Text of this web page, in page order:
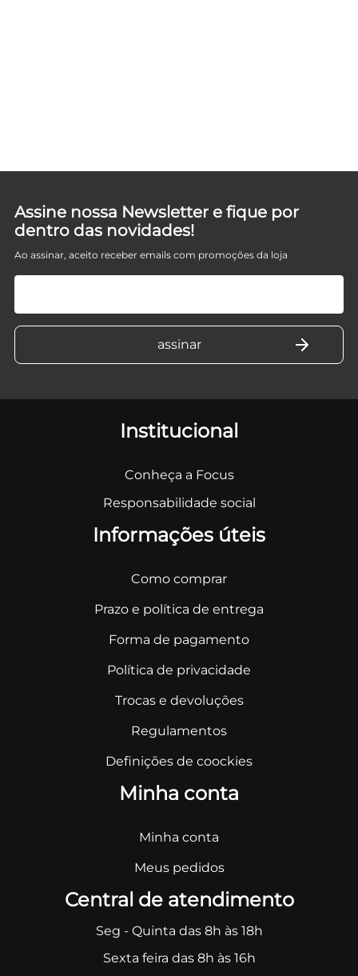
Assine nossa Newsletter e fique por
dentro das novidades!
Ao assinar, aceito receber emails com promoções da loja
Institucional
Conheça a Focus
Responsabilidade social
Informações úteis
Como comprar
Prazo e política de entrega
Forma de pagamento
Política de privacidade
Trocas e devoluções
Regulamentos
Definições de coockies
Minha conta
Minha conta
Meus pedidos
Central de atendimento
Seg - Quinta das 8h às 18h
Sexta feira das 8h às 16h